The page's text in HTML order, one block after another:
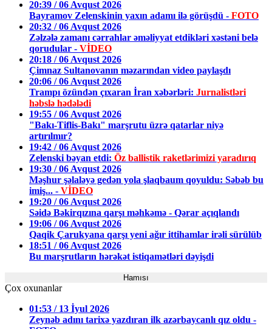
20:39 / 06 Avqust 2026
Bayramov Zelenskinin yaxın adamı ilə görüşdü - FOTO
20:32 / 06 Avqust 2026
Zəlzələ zamanı cərrahlar əməliyyat etdikləri xəstəni belə
qorudular - VİDEO
20:18 / 06 Avqust 2026
Çimnaz Sultanovanın məzarından video paylaşdı
20:06 / 06 Avqust 2026
Trampı özündən çıxaran İran xəbərləri: Jurnalistləri
həbslə hədələdi
19:55 / 06 Avqust 2026
"Bakı-Tiflis-Bakı" marşrutu üzrə qatarlar niyə
artırılmır?
19:42 / 06 Avqust 2026
Zelenski bəyan etdi: Öz ballistik raketlərimizi yaradırıq
19:30 / 06 Avqust 2026
Məşhur şəlaləyə gedən yola şlaqbaum qoyuldu: Səbəb bu
imiş... - VİDEO
19:20 / 06 Avqust 2026
Səidə Bəkirqızına qarşı məhkəmə - Qərar açıqlandı
19:06 / 06 Avqust 2026
Qaqik Çarukyana qarşı yeni ağır ittihamlar irəli sürülüb
18:51 / 06 Avqust 2026
Bu marşrutların hərəkət istiqamətləri dəyişdi
Hamısı
Çox oxunanlar
01:53 / 13 İyul 2026
Zeynəb adını tarixə yazdıran ilk azərbaycanlı qız oldu -